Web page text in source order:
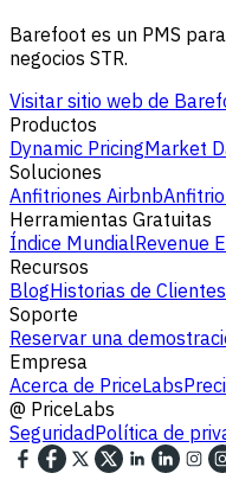
Barefoot es un PMS
negocios STR.
Visitar sitio web de
Productos
Dynamic PricingMarket
Soluciones
Anfitriones Airbnb
Herramientas Gratuitas
Índice MundialRevenue
Recursos
BlogHistorias de Clientes
Soporte
Reservar una
Empresa
Acerca de PriceLabs
@ PriceLabs
SeguridadPolítica de